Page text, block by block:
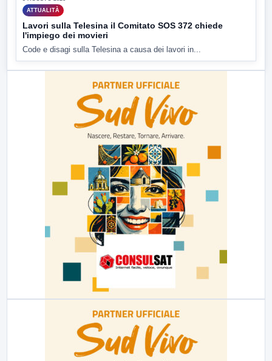
ATTUALITÀ
Lavori sulla Telesina il Comitato SOS 372 chiede
l'impiego dei movieri
Code e disagi sulla Telesina a causa dei lavori in...